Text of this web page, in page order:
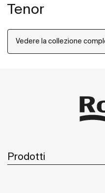
Tenor
Vedere la collezione
Prodotti